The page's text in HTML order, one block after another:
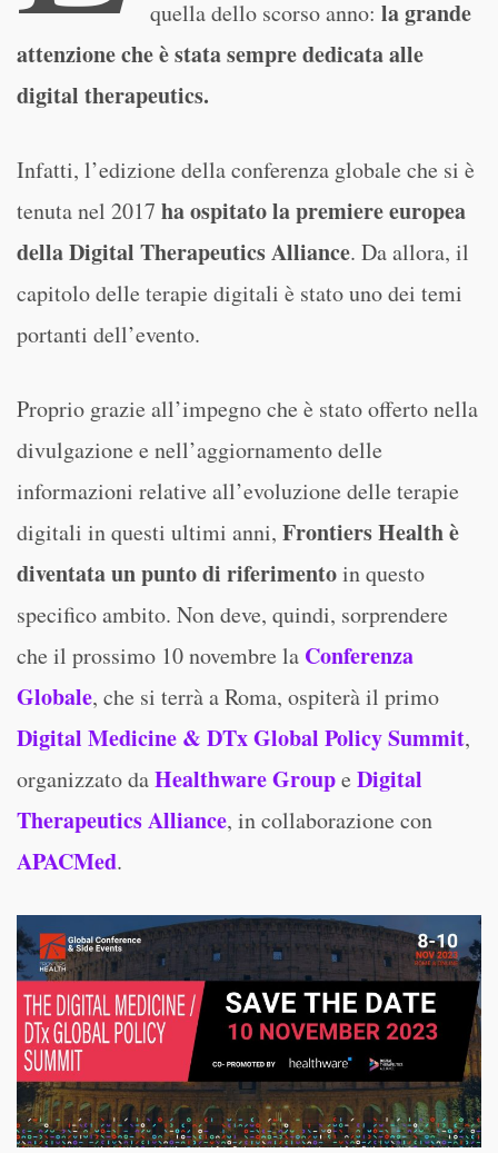
quella dello scorso anno: la grande
attenzione che è stata sempre dedicata alle
digital therapeutics.
Infatti, l’edizione della conferenza globale che si è
tenuta nel 2017 ha ospitato la premiere europea
della Digital Therapeutics Alliance. Da allora, il
capitolo delle terapie digitali è stato uno dei temi
portanti dell’evento.
Proprio grazie all’impegno che è stato offerto nella
divulgazione e nell’aggiornamento delle
informazioni relative all’evoluzione delle terapie
digitali in questi ultimi anni, Frontiers Health è
diventata un punto di riferimentoin questo
specifico ambito. Non deve, quindi, sorprendere
che il prossimo 10 novembre la Conferenza
Globale, che si terrà a Roma, ospiterà il primo
Digital Medicine & DTx Global Policy Summit,
organizzato daHealthware Groupe Digital
Therapeutics Alliance, in collaborazione con
APACMed.